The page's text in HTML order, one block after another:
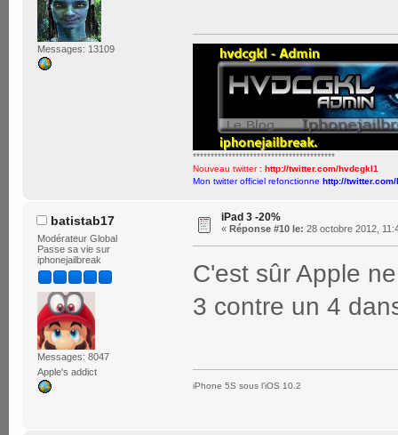
Messages: 13109
****************************************
Nouveau twitter : http://twitter.com/hvdcgkl1
Mon twitter officiel refonctionne http://
batistab17
Modérateur Global
Passe sa vie sur
iphonejailbreak
Messages: 8047
Apple's addict
iPad 3 -20%
« Réponse #10 le: 28 octobre 2012,
C'est sûr Apple
3 contre un 4
iPhone 5S sous l'iOS 10.2